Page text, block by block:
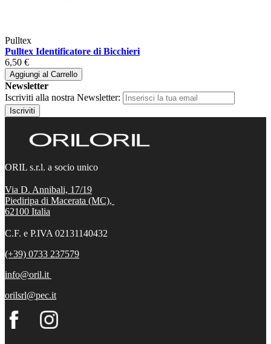
Pulltex
Pulltex Identificatore di Bicchieri
6,50 €
Aggiungi al Carrello
Newsletter
Iscriviti alla nostra Newsletter:
Iscriviti
ORIL s.r.l. a socio unico
Via D. Annibali, 17/19
Piediripa di Macerata (MC),
62100 Italia
C.F. e P.IVA 02131140432
(+39) 0733 237579
info@oril.it
orilsrl@pec.it